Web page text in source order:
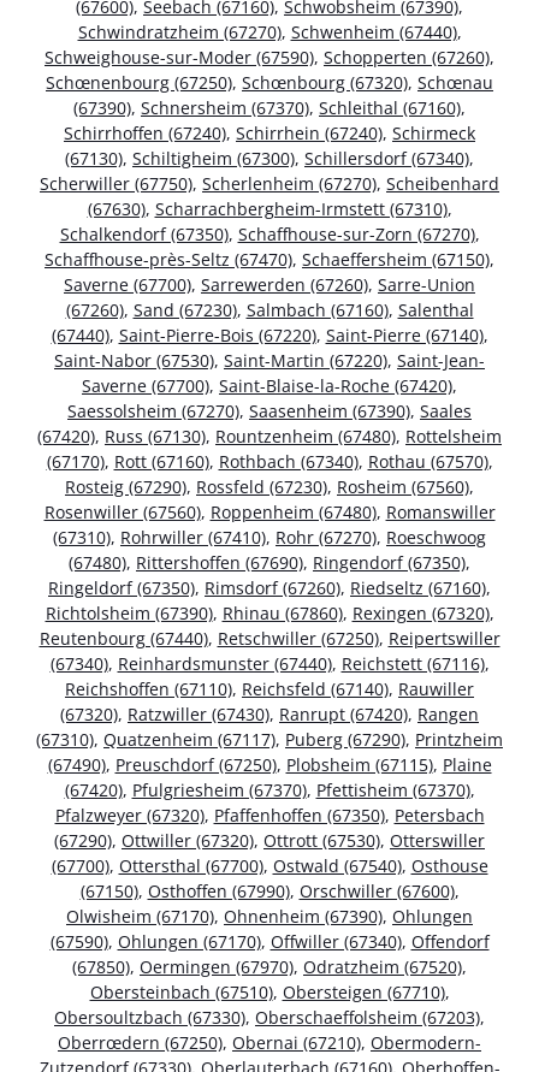
(67600), Seebach (67160), Schwobsheim (67390),
Schwindratzheim (67270), Schwenheim (67440),
Schweighouse-sur-Moder (67590), Schopperten (67260),
Schœnenbourg (67250), Schœnbourg (67320), Schœnau
(67390), Schnersheim (67370), Schleithal (67160),
Schirrhoffen (67240), Schirrhein (67240), Schirmeck
(67130), Schiltigheim (67300), Schillersdorf (67340),
Scherwiller (67750), Scherlenheim (67270), Scheibenhard
(67630), Scharrachbergheim-Irmstett (67310),
Schalkendorf (67350), Schaffhouse-sur-Zorn (67270),
Schaffhouse-près-Seltz (67470), Schaeffersheim (67150),
Saverne (67700), Sarrewerden (67260), Sarre-Union
(67260), Sand (67230), Salmbach (67160), Salenthal
(67440), Saint-Pierre-Bois (67220), Saint-Pierre (67140),
Saint-Nabor (67530), Saint-Martin (67220), Saint-Jean-
Saverne (67700), Saint-Blaise-la-Roche (67420),
Saessolsheim (67270), Saasenheim (67390), Saales
(67420), Russ (67130), Rountzenheim (67480), Rottelsheim
(67170), Rott (67160), Rothbach (67340), Rothau (67570),
Rosteig (67290), Rossfeld (67230), Rosheim (67560),
Rosenwiller (67560), Roppenheim (67480), Romanswiller
(67310), Rohrwiller (67410), Rohr (67270), Roeschwoog
(67480), Rittershoffen (67690), Ringendorf (67350),
Ringeldorf (67350), Rimsdorf (67260), Riedseltz (67160),
Richtolsheim (67390), Rhinau (67860), Rexingen (67320),
Reutenbourg (67440), Retschwiller (67250), Reipertswiller
(67340), Reinhardsmunster (67440), Reichstett (67116),
Reichshoffen (67110), Reichsfeld (67140), Rauwiller
(67320), Ratzwiller (67430), Ranrupt (67420), Rangen
(67310), Quatzenheim (67117), Puberg (67290), Printzheim
(67490), Preuschdorf (67250), Plobsheim (67115), Plaine
(67420), Pfulgriesheim (67370), Pfettisheim (67370),
Pfalzweyer (67320), Pfaffenhoffen (67350), Petersbach
(67290), Ottwiller (67320), Ottrott (67530), Otterswiller
(67700), Ottersthal (67700), Ostwald (67540), Osthouse
(67150), Osthoffen (67990), Orschwiller (67600),
Olwisheim (67170), Ohnenheim (67390), Ohlungen
(67590), Ohlungen (67170), Offwiller (67340), Offendorf
(67850), Oermingen (67970), Odratzheim (67520),
Obersteinbach (67510), Obersteigen (67710),
Obersoultzbach (67330), Oberschaeffolsheim (67203),
Oberrœdern (67250), Obernai (67210), Obermodern-